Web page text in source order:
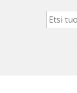
Etsi: